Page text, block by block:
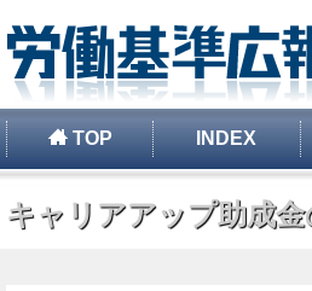
TOP INDEX
キャリアアップ助成